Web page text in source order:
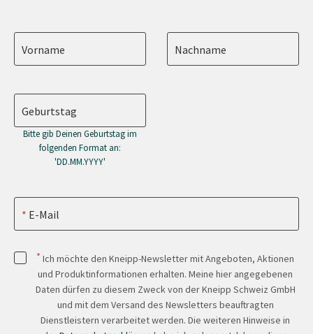
Vorname Nachname
Geburtstag
Bitte gib Deinen Geburtstag im
folgenden Format an:
'DD.MM.YYYY'
E-Mail
* Ich möchte den Kneipp-Newsletter mit Angeboten, Aktionen
und Produktinformationen erhalten. Meine hier angegebenen
Daten dürfen zu diesem Zweck von der Kneipp Schweiz GmbH
und mit dem Versand des Newsletters beauftragten
Dienstleistern verarbeitet werden. Die weiteren Hinweise in